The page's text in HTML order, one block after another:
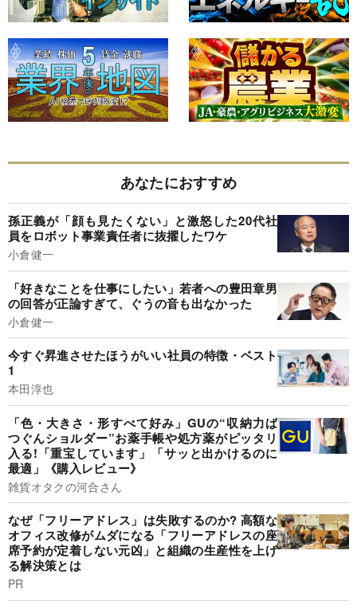
あなたにおすすめ
孫正義が「顔も見たくない」と激怒した20代社
員をロボット事業責任者に抜擢したワケ
小倉健一
「好きなことを仕事にしたい」若者への豊田章男
の回答が正論すぎて、ぐうの音も出なかった
小倉健一
今すぐ昇進させたほうがいい社員の特徴・ベスト
1
本田淳也
「色・大きさ・形すべて好み」GUの“収納力ば
つぐんショルダー”お薬手帳や処方薬がピッタリ
入る!「重宝しています」「サッと出かけるのに
最適」《購入レビュー》
雑貨オタクの河合さん
なぜ「フリーアドレス」は失敗するのか? 高額な
オフィス改修がムダになる「フリーアドレスの座
席予約が定着しない元凶」と組織の生産性を上げ
る解決策とは
PR